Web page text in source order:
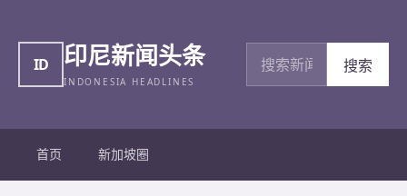
ID 印尼新闻头条
INDONESIA HEADLINES
搜索新闻
搜索
首页 新加坡圈